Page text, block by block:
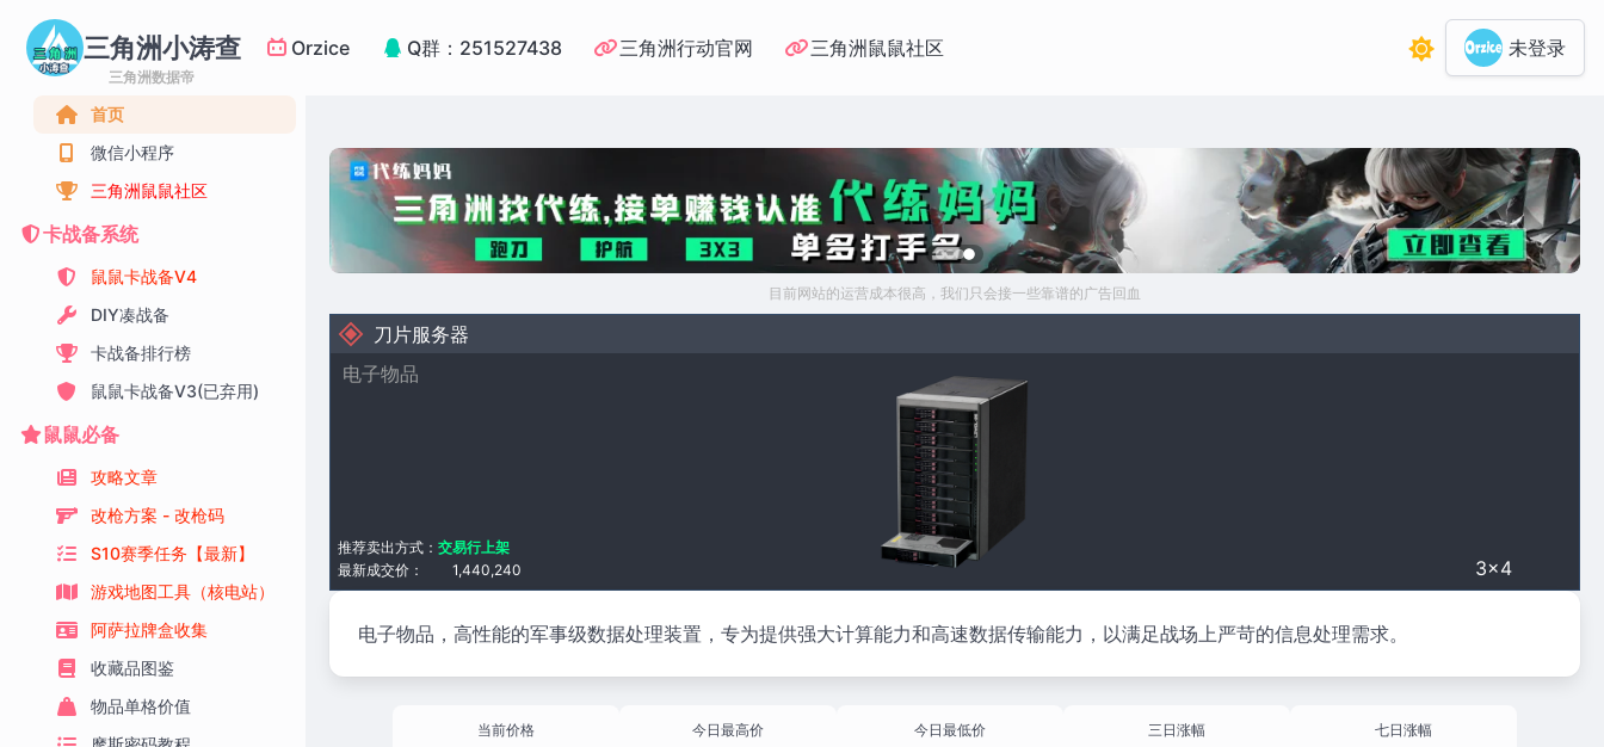
三角洲小涛查
三角洲数据帝
Orzice Q群：251527438 三角洲行动官网 三角洲鼠鼠社区 未登录
首页
微信小程序
三角洲鼠鼠社区
卡战备系统
鼠鼠卡战备V4
DIY凑战备
卡战备排行榜
鼠鼠卡战备V3(已弃用)
鼠鼠必备
攻略文章
改枪方案 - 改枪码
S10赛季任务【最新】
游戏地图工具（核电站）
阿萨拉牌盒收集
收藏品图鉴
物品单格价值
目前网站的运营成本很高，我们只会接一些靠谱的广告回血
刀片服务器
电子物品
3×4
最新成交价： 1,440,240
推荐卖出方式： 交易行上架
电子物品，高性能的军事级数据处理装置，专为提供强大计算能力和高速数据传输能力，以满足战场上严苛的信息处理需求。
当前价格 今日最高价 今日最低价 三日涨幅 七日涨幅